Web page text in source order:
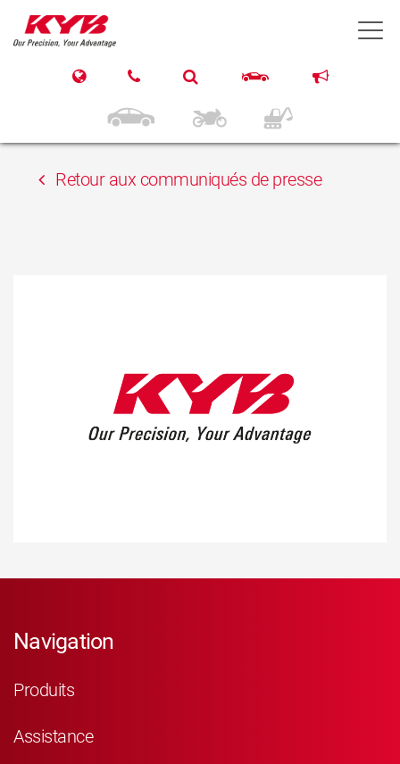
15 mai 2018
AUTONET IMPORT
MAGYARORSZAG KFT
Retour aux communiqués de presse
Navigation
Produits
Assistance